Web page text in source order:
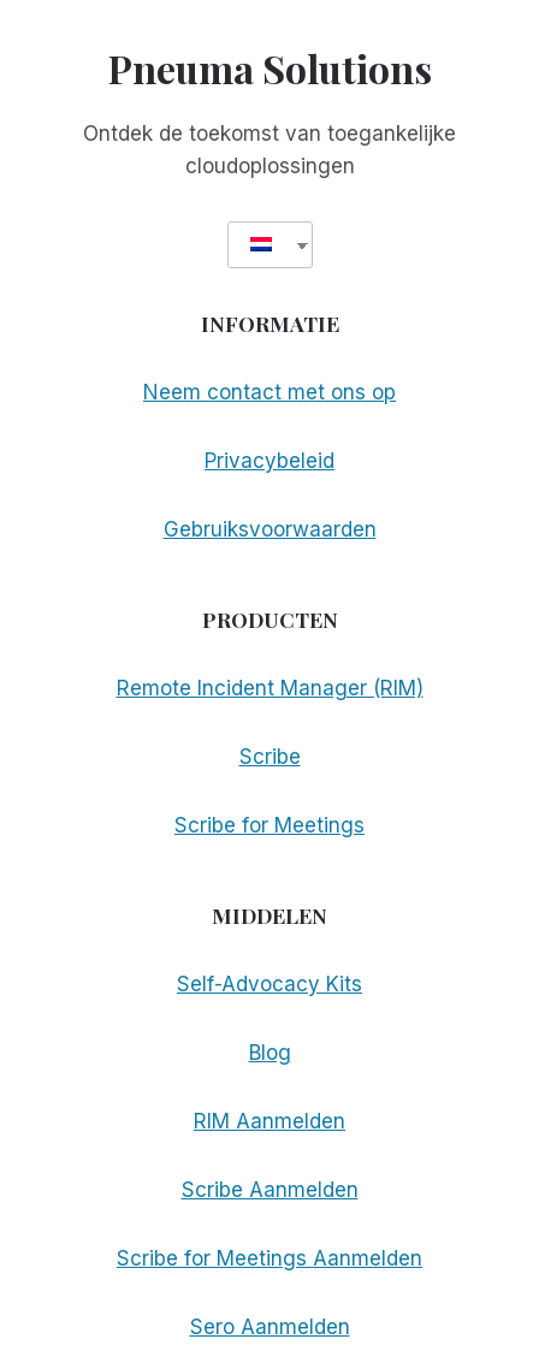
Pneuma Solutions
Ontdek de toekomst van toegankelijke
cloudoplossingen
INFORMATIE
Neem contact met ons op
Privacybeleid
Gebruiksvoorwaarden
PRODUCTEN
Remote Incident Manager (RIM)
Scribe
Scribe for Meetings
MIDDELEN
Self-Advocacy Kits
Blog
RIM Aanmelden
Scribe Aanmelden
Scribe for Meetings Aanmelden
Sero Aanmelden